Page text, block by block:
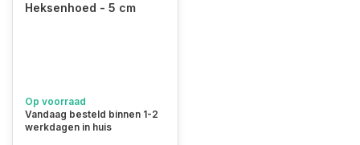
Heksenhoed - 5 cm
Op voorraad
Vandaag besteld binnen 1-2
werkdagen in huis